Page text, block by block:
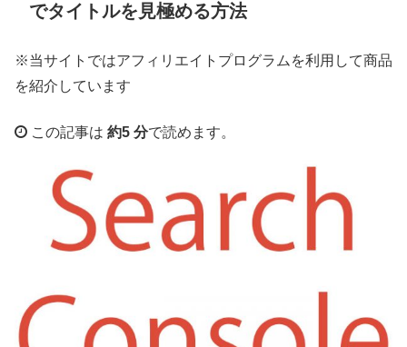
でタイトルを見極める方法
※当サイトではアフィリエイトプログラムを利用して商品
を紹介しています
この記事は 約5 分で読めます。